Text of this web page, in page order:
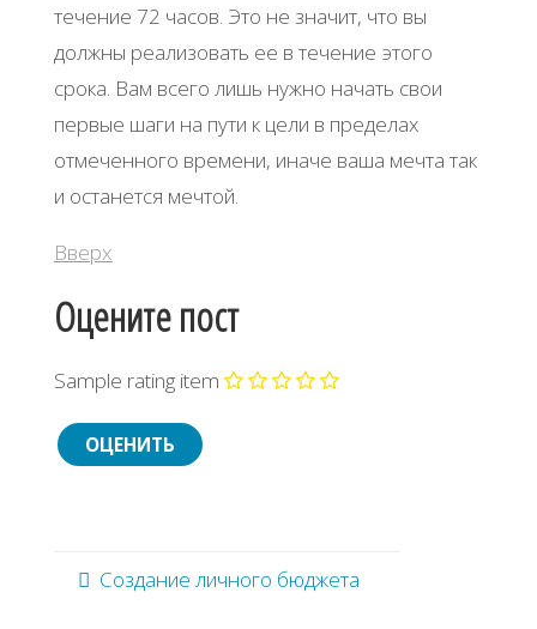
течение 72 часов. Это не значит, что вы
должны реализовать ее в течение этого
срока. Вам всего лишь нужно начать свои
первые шаги на пути к цели в пределах
отмеченного времени, иначе ваша мечта так
и останется мечтой.
Вверх
Оцените пост
Sample rating item
Создание личного бюджета